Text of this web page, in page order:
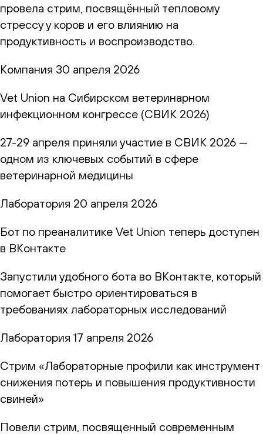
провела стрим, посвящённый тепловому
стрессу у коров и его влиянию на
продуктивность и воспроизводство.
Компания 30 апреля 2026
Vet Union на Сибирском ветеринарном
инфекционном конгрессе (СВИК 2026)
27-29 апреля приняли участие в СВИК 2026 —
одном из ключевых событий в сфере
ветеринарной медицины
Лаборатория 20 апреля 2026
Бот по преаналитике Vet Union теперь доступен
в ВКонтакте
Запустили удобного бота во ВКонтакте, который
помогает быстро ориентироваться в
требованиях лабораторных исследований
Лаборатория 17 апреля 2026
Стрим «Лабораторные профили как инструмент
снижения потерь и повышения продуктивности
свиней»
Повели стрим, посвященный современным